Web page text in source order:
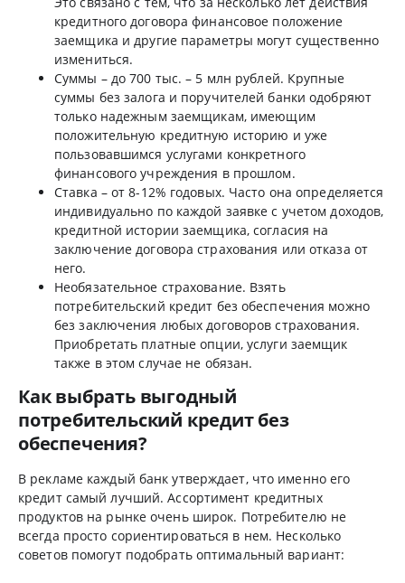
кредитного договора финансовое положение
заемщика и другие параметры могут существенно
измениться.
Суммы – до 700 тыс. – 5 млн рублей. Крупные
суммы без залога и поручителей банки одобряют
только надежным заемщикам, имеющим
положительную кредитную историю и уже
пользовавшимся услугами конкретного
финансового учреждения в прошлом.
Ставка – от 8-12% годовых. Часто она определяется
индивидуально по каждой заявке с учетом доходов,
кредитной истории заемщика, согласия на
заключение договора страхования или отказа от
него.
Необязательное страхование. Взять
потребительский кредит без обеспечения можно
без заключения любых договоров страхования.
Приобретать платные опции, услуги заемщик
также в этом случае не обязан.
Как выбрать выгодный
потребительский кредит без
обеспечения?
В рекламе каждый банк утверждает, что именно его
кредит самый лучший. Ассортимент кредитных
продуктов на рынке очень широк. Потребителю не
всегда просто сориентироваться в нем. Несколько
советов помогут подобрать оптимальный вариант: